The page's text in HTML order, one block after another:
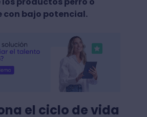
bajo potencial.
el ciclo de vida